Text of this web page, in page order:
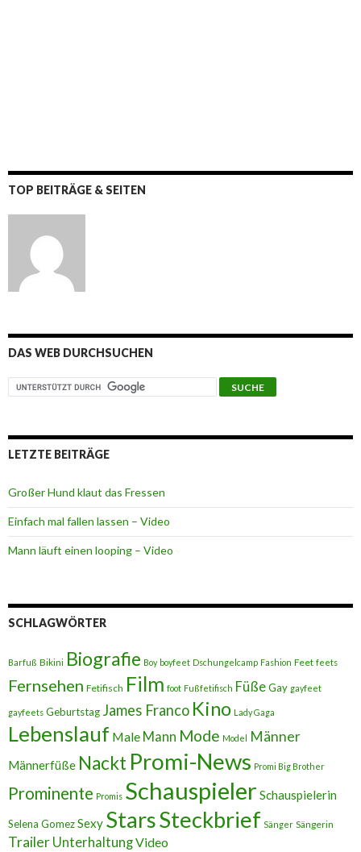
TOP BEITRÄGE & SEITEN
DAS WEB DURCHSUCHEN
LETZTE BEITRÄGE
Großer Hund klaut das Fressen
Einfach mal fallen lassen – Video
Mann läuft einen looping – Video
SCHLAGWÖRTER
Barfuß Bikini Biografie Boy boyfeet Dschungelcamp Fashion Feet feets
Fernsehen Fetifisch Film foot Fußfetifisch FüßeGay gayfeet
gayfeets Geburtstag James Franco Kino Lady Gaga
Lebenslauf Male Mann Mode Model Männer
Männerfüße Nackt Promi-News Promi Big Brother
Prominente Promis Schauspieler Schauspielerin
Selena GomezSexy StarsSteckbrief Sänger Sängerin
Trailer UnterhaltungVideo